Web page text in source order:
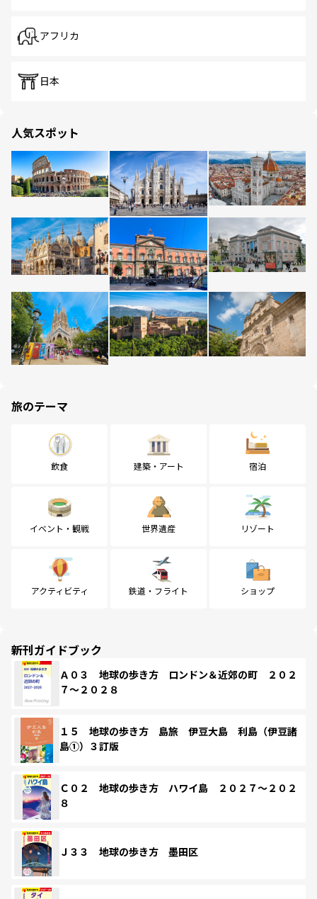
アフリカ
日本
人気スポット
旅のテーマ
飲食 建築・アート 宿泊
イベント・観戦 世界遺産 リゾート
アクティビティ 鉄道・フライト ショップ
新刊ガイドブック
Ａ０３ 地球の歩き方 ロンドン＆近郊の町 ２０２
７～２０２８
１５ 地球の歩き方 島旅 伊豆大島 利島（伊豆諸
島①）３訂版
Ｃ０２ 地球の歩き方 ハワイ島 ２０２７～２０２
８
Ｊ３３ 地球の歩き方 墨田区